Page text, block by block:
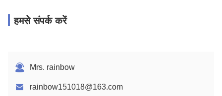
हमसे संपर्क करें
Mrs. rainbow
rainbow151018@163.com